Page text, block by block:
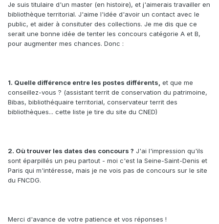
Je suis titulaire d'un master (en histoire), et j'aimerais travailler en
bibliothèque territorial. J'aime l'idée d'avoir un contact avec le
public, et aider à consituter des collections. Je me dis que ce
serait une bonne idée de tenter les concours catégorie A et B,
pour augmenter mes chances. Donc :
1. Quelle différence entre les postes différents, et que me
conseillez-vous ? (assistant territ de conservation du patrimoine,
Bibas, bibliothéquaire territorial, conservateur territ des
bibliothèques... cette liste je tire du site du CNED)
2. Où trouver les dates des concours ? J'ai l'impression qu'ils
sont éparpillés un peu partout - moi c'est la Seine-Saint-Denis et
Paris qui m'intéresse, mais je ne vois pas de concours sur le site
du FNCDG.
Merci d'avance de votre patience et vos réponses !